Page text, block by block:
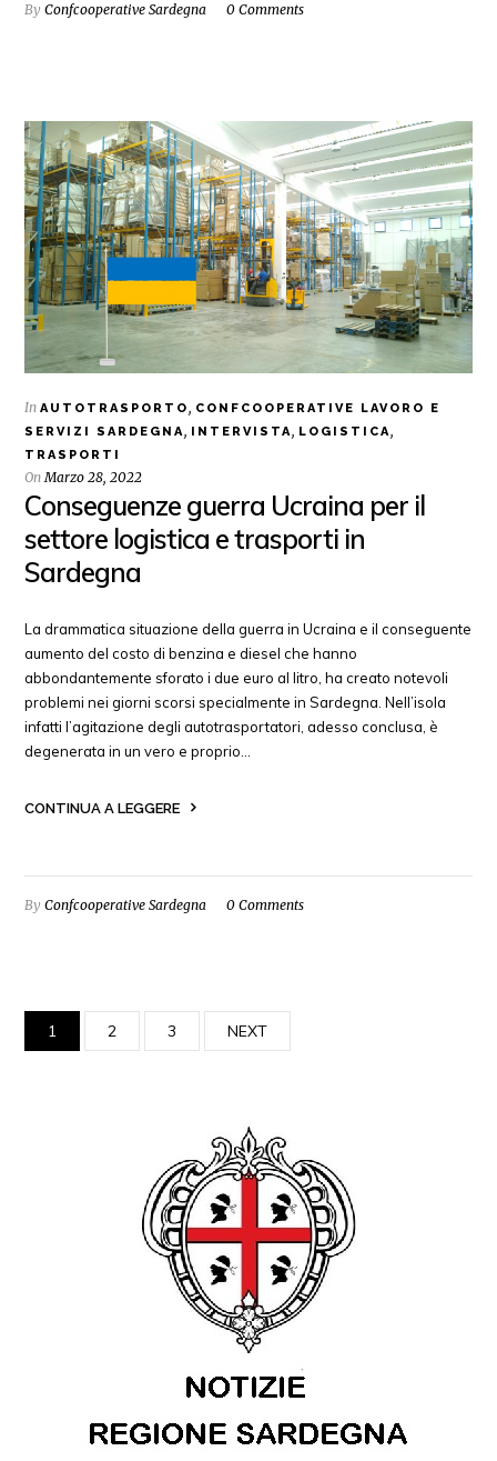
ByConfcooperative Sardegna 0 Comments
InAUTOTRASPORTO, CONFCOOPERATIVE LAVORO E
SERVIZI SARDEGNA, INTERVISTA, LOGISTICA,
TRASPORTI
OnMarzo 28, 2022
Conseguenze guerra Ucraina per il
settore logistica e trasporti in
Sardegna
La drammatica situazione della guerra in Ucraina e il conseguente
aumento del costo di benzina e diesel che hanno
abbondantemente sforato i due euro al litro, ha creato notevoli
problemi nei giorni scorsi specialmente in Sardegna. Nell’isola
infatti l’agitazione degli autotrasportatori, adesso conclusa, è
degenerata in un vero e proprio…
CONTINUA A LEGGERE
ByConfcooperative Sardegna 0 Comments
1 2 3 NEXT